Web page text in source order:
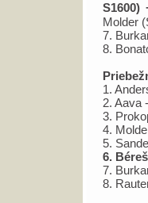
S1600)
Molder
7.
8.
1.
2. Aava
3.
4.
5.
6.
7.
8.